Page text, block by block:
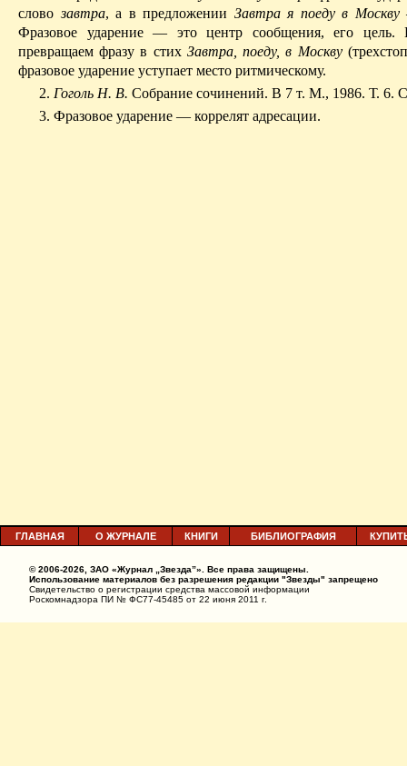
словозавтра, а в предложении Завтра я поеду в Москву
Фразовое ударение — ​это центр сообщения, его
превращаем фразу в стих Завтра, поеду, в Москву
фразовое ударение уступает место ритмическому.
2. Гоголь Н. В. Собрание сочинений. В 7 т. М., 1986. Т. 6.
3. Фразовое ударение — ​коррелят адресации.
ГЛАВНАЯ О ЖУРНАЛЕ КНИГИ БИБЛИОГРАФИЯ
© 2006-2026, ЗАО «Журнал „Звезда”». Все права защищены.
Использование материалов без разрешения редакции "Звезды" запрещено
Свидетельство о регистрации средства массовой информации
Роскомнадзора ПИ № ФС77-45485 от 22 июня 2011 г.